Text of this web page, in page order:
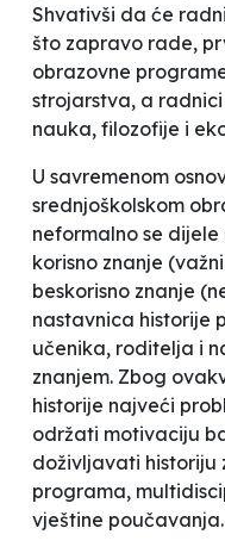
Shvativši da će
što zapravo rade,
obrazovne
strojarstva, a
nauka, filozofije i
U savremenom
srednjoškolskom
neformalno se
korisno znanje (važni
beskorisno znanje (
nastavnica historije
učenika, roditelja i
znanjem. Zbog
historije najveći
održati motivaciju
doživljavati historiju
programa,
vještine poučavanja.